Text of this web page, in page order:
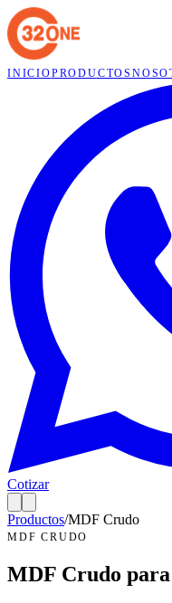
INICIOPRODUCTOS
Cotizar
Productos/MDF Crudo
MDF CRUDO
MDF Crudo